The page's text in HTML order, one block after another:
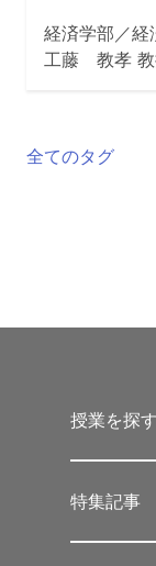
経済学部／経
工藤 教孝 教
全てのタグ
授業を探す
特集記事